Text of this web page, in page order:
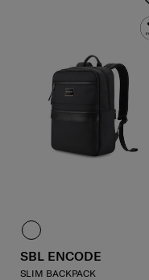
SBL ENCODE
SLIM BACKPACK